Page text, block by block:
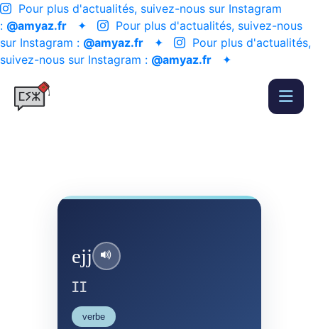
Pour plus d'actualités, suivez-nous sur Instagram
: @amyaz.fr ✦
Pour plus d'actualités, suivez-nous
sur Instagram : @amyaz.fr ✦
Pour plus d'actualités,
suivez-nous sur Instagram : @amyaz.fr ✦
ejj
ⵊⵊ
verbe